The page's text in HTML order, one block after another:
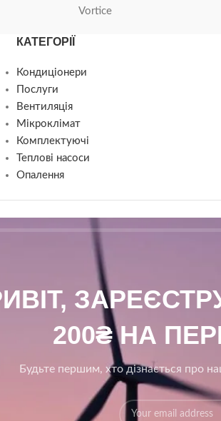
Vortice
КАТЕГОРІЇ
Кондиціонери
Послуги
Вентиляція
Мікроклімат
Комплектуючі
Теплові насоси
Опалення
200₴ НА
Будьте першим, хто дізнається про